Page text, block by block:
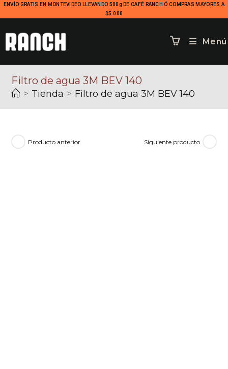
ENVÍO GRATIS EN MONTEVIDEO LLEVANDO 500g DE CAFÉ RANCH Ó COMPRAS MAYORES A
$5.000
Menú
Filtro de agua 3M BEV 140
> Tienda > Filtro de agua 3M BEV 140
Producto anterior Siguiente producto